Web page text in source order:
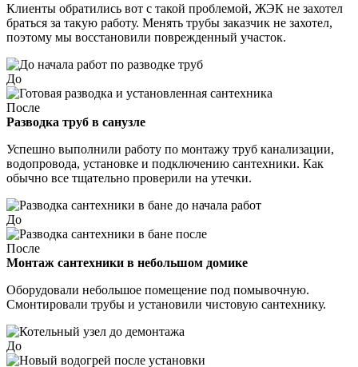
Клиенты обратились вот с такой проблемой, ЖЭК не захотел
браться за такую работу. Менять трубы заказчик не захотел,
поэтому мы восстановили поврежденный участок.
До
После
Разводка труб в санузле
Успешно выполнили работу по монтажу труб канализации,
водопровода, установке и подключению сантехники. Как
обычно все тщательно проверили на утечки.
До
После
Монтаж сантехники в небольшом домике
Оборудовали небольшое помещение под помывочную.
Смонтировали трубы и установили чистовую сантехнику.
До